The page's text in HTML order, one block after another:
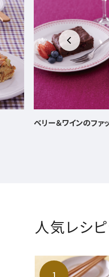
白菜とひき肉の重ね煮
人気レシ